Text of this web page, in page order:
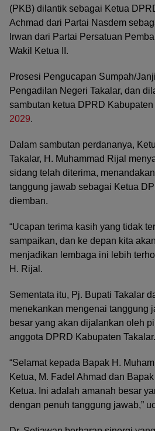
(PKB) dilantik sebagai Ketua
Achmad dari Partai Nasdem
Irwan dari Partai Persatuan
Wakil Ketua II.
Prosesi Pengucapan Sumpah/
Pengadilan Negeri Takalar, dan
sambutan ketua DPRD
2029.
Dalam sambutan perdananya,
Takalar, H. Muhammad Rijal
sidang telah diterima,
tanggung jawab sebagai Ketua
diemban.
“Ucapan terima kasih yang tidak
sampaikan, dan ke depan kita
menjadikan lembaga ini lebih
H. Rijal.
Sementata itu, Pj. Bupati Takalar
menekankan mengenai tanggung
besar yang akan dijalankan oleh
anggota DPRD Kabupaten Takalar.
“Selamat kepada Bapak H.
Ketua, M. Fadel Ahmad dan
Ketua. Ini adalah amanah besar
dengan penuh tanggung jawab,”